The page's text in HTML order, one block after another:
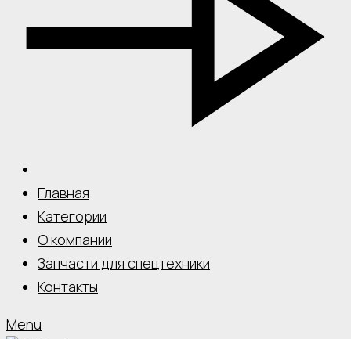
Главная
Категории
О компании
Запчасти для спецтехники
Контакты
Menu